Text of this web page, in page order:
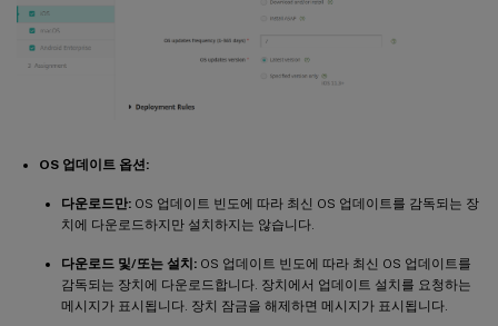
OS 업데이트 옵션:
다운로드만: OS 업데이트 빈도에 따라 최신 OS 업데이트를 감독되는 장
치에 다운로드하지만 설치하지는 않습니다.
다운로드 및/또는 설치: OS 업데이트 빈도에 따라 최신 OS 업데이트를
감독되는 장치에 다운로드합니다. 장치에서 업데이트 설치를 요청하는
메시지가 표시됩니다. 장치 잠금을 해제하면 메시지가 표시됩니다.